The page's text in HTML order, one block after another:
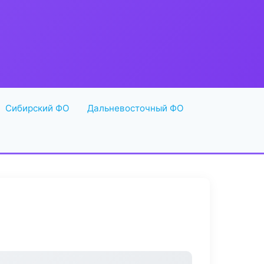
Сибирский ФО Дальневосточный ФО